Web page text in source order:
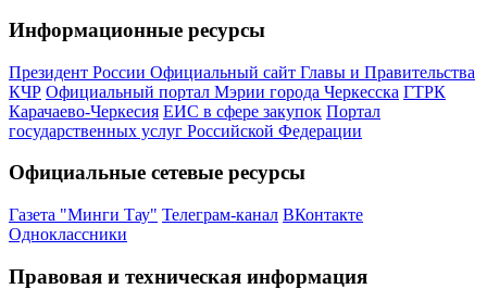
Информационные ресурсы
Президент России Официальный сайт Главы и Правительства
КЧР Официальный портал Мэрии города Черкесска ГТРК
Карачаево-Черкесия ЕИС в сфере закупок Портал
государственных услуг Российской Федерации
Официальные сетевые ресурсы
Газета "Минги Тау" Телеграм-канал ВКонтакте
Одноклассники
Правовая и техническая информация